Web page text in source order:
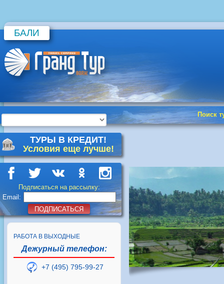
БАЛИ
Поиск
ТУРЫ В КРЕДИТ!
Условия еще лучше!
Подписаться на рассылку:
Email:
ПОДПИСАТЬСЯ
РАБОТА В ВЫХОДНЫЕ
Дежурный телефон:
+7 (495) 795-99-27